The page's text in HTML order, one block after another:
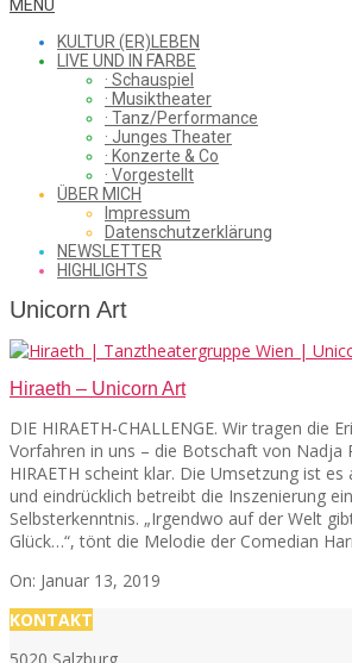
WHAT
SAW
FROM
THE
CHEAP
SEATS
Menu
MENU
KULTUR (ER)LEBEN
LIVE UND IN FARBE
· Schauspiel
· Musiktheater
· Tanz/Performance
· Junges Theater
· Konzerte & Co
· Vorgestellt
ÜBER MICH
Impressum
Datenschutzerklärung
NEWSLETTER
HIGHLIGHTS
Unicorn Art
Hiraeth – Unicorn Art
DIE HIRAETH-CHALLENGE. Wir tragen die
Vorfahren in uns – die Botschaft von Nadja
HIRAETH scheint klar. Die Umsetzung ist es
und eindrücklich betreibt die Inszenierung
Selbsterkenntnis. „Irgendwo auf der Welt
Glück…“, tönt die Melodie der Comedian
2019-
13
On: Januar 13, 2019
KONTAKT
5020 Salzburg